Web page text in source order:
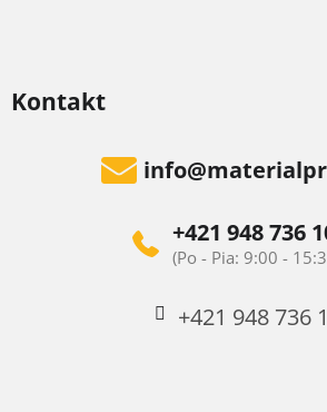
Kontakt
info@
+421 948 736
+421 948 736